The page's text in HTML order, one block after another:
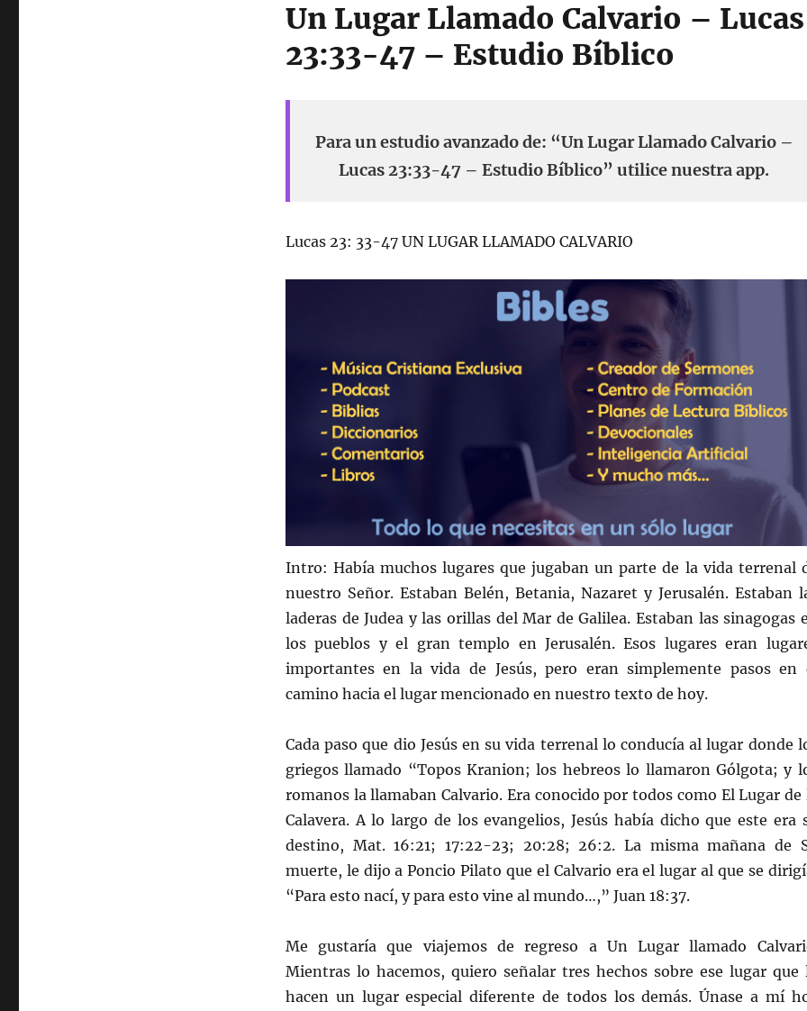
Un Lugar Llamado Calvario – Lucas
23:33-47 – Estudio Bíblico
Para un estudio avanzado de: “Un Lugar Llamado Calvario –
Lucas 23:33-47 – Estudio Bíblico” utilice nuestra app.
Lucas 23: 33-47 UN LUGAR LLAMADO CALVARIO
Intro: Había muchos lugares que jugaban un parte de la vida terrenal
nuestro Señor. Estaban Belén, Betania, Nazaret y Jerusalén. Estaban
laderas de Judea y las orillas del Mar de Galilea. Estaban las sinagogas
los pueblos y el gran templo en Jerusalén. Esos lugares eran
importantes en la vida de Jesús, pero eran simplemente pasos en
camino hacia el lugar mencionado en nuestro texto de hoy.
Cada paso que dio Jesús en su vida terrenal lo conducía al lugar donde
griegos llamado “Topos Kranion; los hebreos lo llamaron Gólgota; y
romanos la llamaban Calvario. Era conocido por todos como El Lugar de
Calavera. A lo largo de los evangelios, Jesús había dicho que este era
destino, Mat. 16:21; 17:22-23; 20:28; 26:2. La misma mañana de
muerte, le dijo a Poncio Pilato que el Calvario era el lugar al que se
“Para esto nací, y para esto vine al mundo…,” Juan 18:37.
Me gustaría que viajemos de regreso a Un Lugar llamado
Mientras lo hacemos, quiero señalar tres hechos sobre ese lugar que
hacen un lugar especial diferente de todos los demás. Únase a mí